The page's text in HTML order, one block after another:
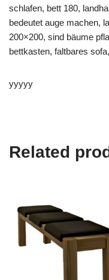
schlafen, bett 180,
bedeutet auge machen,
200×200, sind bäume
bettkasten, faltbares
yyyyy
Related